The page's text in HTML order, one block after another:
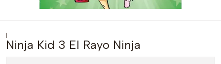
|
Ninja Kid 3 El Rayo Ninja